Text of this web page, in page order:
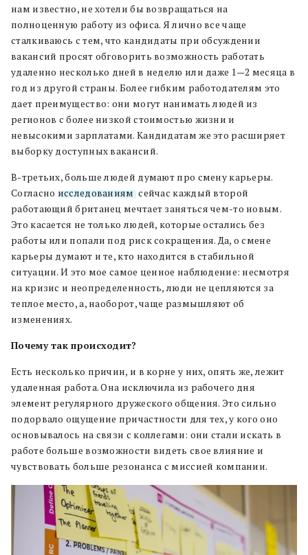
нам известно, не хотели бы возвращаться на
полноценную работу из офиса. Я лично все чаще
сталкиваюсь с тем, что кандидаты при обсуждении
вакансий просят обговорить возможность работать
удаленно несколько дней в неделю или даже 1—2 месяца в
год из другой страны. Более гибким работодателям это
дает преимущество: они могут нанимать людей из
регионов с более низкой стоимостью жизни и
невысокими зарплатами. Кандидатам же это расширяет
выборку доступных вакансий.
В-третьих, больше людей думают про смену карьеры.
Согласно исследованиям, сейчас каждый второй
работающий британец мечтает заняться чем-то новым.
Это касается не только людей, которые остались без
работы или попали под риск сокращения. Да, о смене
карьеры думают и те, кто находится в стабильной
ситуации. И это мое самое ценное наблюдение: несмотря
на кризис и неопределенность, люди не цепляются за
теплое место, а, наоборот, чаще размышляют об
изменениях.
Почему так происходит?
Есть несколько причин, и в корне у них, опять же, лежит
удаленная работа. Она исключила из рабочего дня
элемент регулярного дружеского общения. Это сильно
подорвало ощущение причастности для тех, у кого оно
основывалось на связи с коллегами: они стали искать в
работе больше возможности видеть свое влияние и
чувствовать больше резонанса с миссией компании.